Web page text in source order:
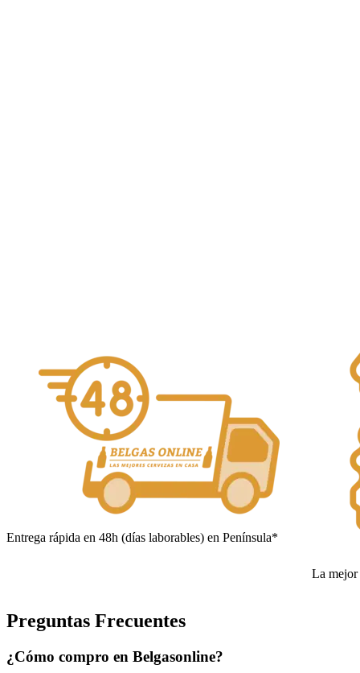
Entrega rápida en 48h (días laborables) en Península*
La mejor
Preguntas Frecuentes
¿Cómo compro en Belgasonline?